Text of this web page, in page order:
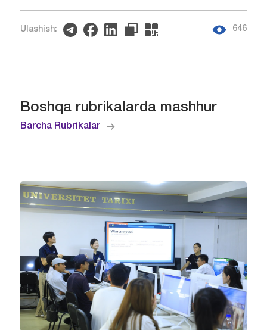
Ulashish: 646
Boshqa rubrikalarda mashhur
Barcha Rubrikalar